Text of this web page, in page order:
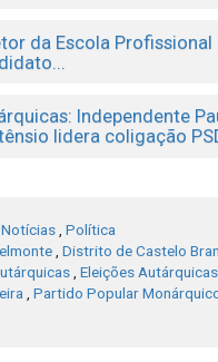
da Escola Profissional
Independente
lidera coligação
Notícias Política
Distrito de Castelo
Eleições Autárquicas
Partido Popular